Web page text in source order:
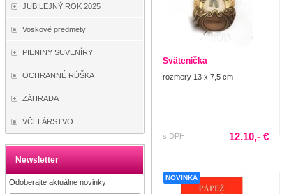
JUBILEJNÝ ROK 2025
Voskové predmety
PIENINY SUVENÍRY
OCHRANNÉ RÚŠKA
ZÁHRADA
VČELÁRSTVO
Newsletter
Odoberajte aktuálne novinky
Svätenička
rozmery 13 x 7,5 cm
s DPH 12.10,- €
NOVINKA